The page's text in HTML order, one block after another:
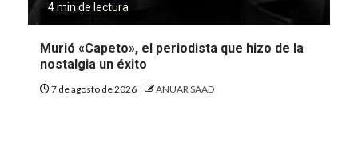
4 min de lectura
Murió «Capeto», el periodista que hizo de la
nostalgia un éxito
7 de agosto de 2026 ANUAR SAAD